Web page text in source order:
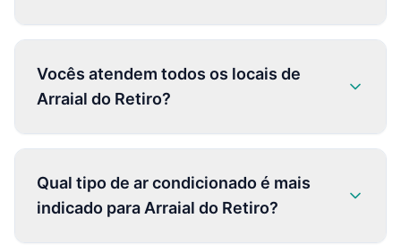
Vocês atendem todos os locais de
Arraial do Retiro?
Qual tipo de ar condicionado é mais
indicado para Arraial do Retiro?